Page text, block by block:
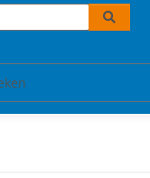
Accessoires